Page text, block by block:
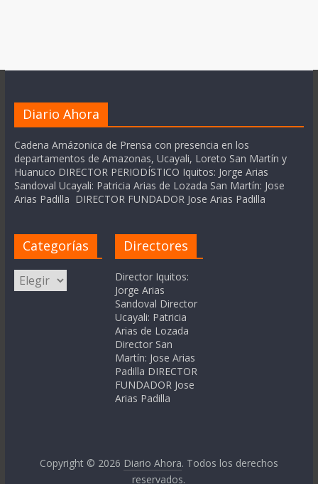
Diario Ahora
Cadena Amázonica de Prensa con presencia en los
departamentos de Amazonas, Ucayali, Loreto San Martín y
Huanuco DIRECTOR PERIODÍSTICO Iquitos: Jorge Arias
Sandoval Ucayali: Patricia Arias de Lozada San Martín: Jose
Arias Padilla DIRECTOR FUNDADOR Jose Arias Padilla
Categorías
Categorías
Directores
Director Iquitos:
Jorge Arias
Sandoval Director
Ucayali: Patricia
Arias de Lozada
Director San
Martín: Jose Arias
Padilla DIRECTOR
FUNDADOR Jose
Arias Padilla
Copyright © 2026 Diario Ahora. Todos los derechos
reservados.